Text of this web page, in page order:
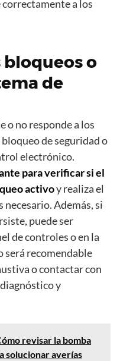
a los
bloqueos o
de
o no responde a los
de seguridad o
electrónico.
para verificar si el
activoy realiza el
necesario. Además, si
puede ser
de controles o en la
será recomendable
o contactar con
y
revisar la bomba
solucionar averías